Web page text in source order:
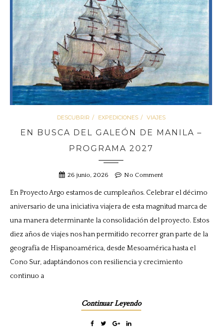
DESCUBRIR EXPEDICIONES VIAJES
EN BUSCA DEL GALEÓN DE MANILA –
PROGRAMA 2027
26 junio, 2026 No Comment
En Proyecto Argo estamos de cumpleaños. Celebrar el décimo
aniversario de una iniciativa viajera de esta magnitud marca de
una manera determinante la consolidación del proyecto. Estos
diez años de viajes nos han permitido recorrer gran parte de la
geografía de Hispanoamérica, desde Mesoamérica hasta el
Cono Sur, adaptándonos con resiliencia y crecimiento
continuo a
Continuar Leyendo